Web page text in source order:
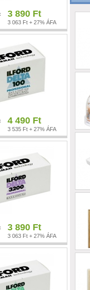
3 890 Ft
3 063 Ft + 27% ÁFA
4 490 Ft
3 535 Ft + 27% ÁFA
3 890 Ft
3 063 Ft + 27% ÁFA